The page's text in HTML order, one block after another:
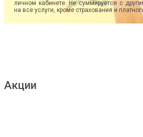
личном кабинете. Не суммируется с
на все услуги, кроме страхования и
Акции